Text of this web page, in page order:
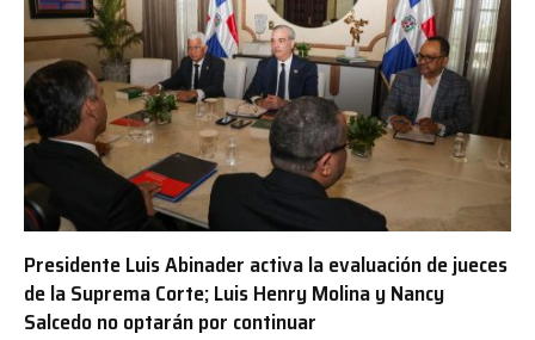
Presidente Luis Abinader activa la evaluación de jueces
de la Suprema Corte; Luis Henry Molina y Nancy
Salcedo no optarán por continuar